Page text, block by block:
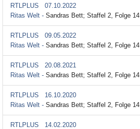
RTLPLUS
07.10.2022
Ritas Welt - Sandras Bett; Staffel 2, Folge 14
RTLPLUS
09.05.2022
Ritas Welt - Sandras Bett; Staffel 2, Folge 14
RTLPLUS
20.08.2021
Ritas Welt - Sandras Bett; Staffel 2, Folge 14
RTLPLUS
16.10.2020
Ritas Welt - Sandras Bett; Staffel 2, Folge 14
RTLPLUS
14.02.2020